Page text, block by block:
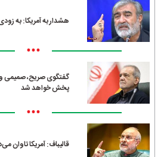
هشدار به آمریکا: به
•••
گفتگوی صریح، صمیمی
پخش خواهد شد
•••
قالیباف: آمریکا تاوان